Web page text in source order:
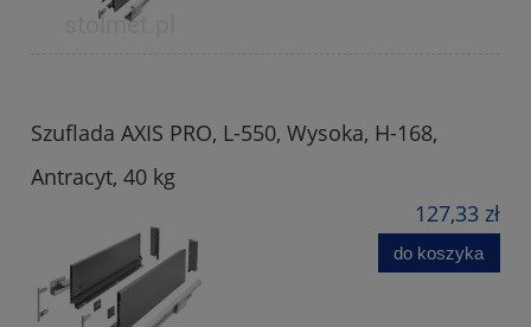
Szuflada AXIS PRO, L-550, Wysoka, H-168,
Antracyt, 40 kg
127,33 zł
do koszyka